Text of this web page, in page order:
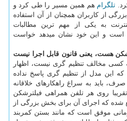
تلگرام هم همین مسیر را طی کرد و
از کاربران همچنان از آن استفاده
به یکی از مهم ترین مطالبات
است و این خود نشان میدهد خواست
هست، یعنی قانون قابل اجرا نیست
کسی مخالف تنظیم گری نیست، اظهار
این مدل از تنظیم گری پاسخ نداده
باید به سراغ راهکارهای خلاقانه
روی هر تلفن همراهی فیلترشکن
شده که اجرای آن برای بخش بزرگی از
موفق است که مانند بستن کمربند